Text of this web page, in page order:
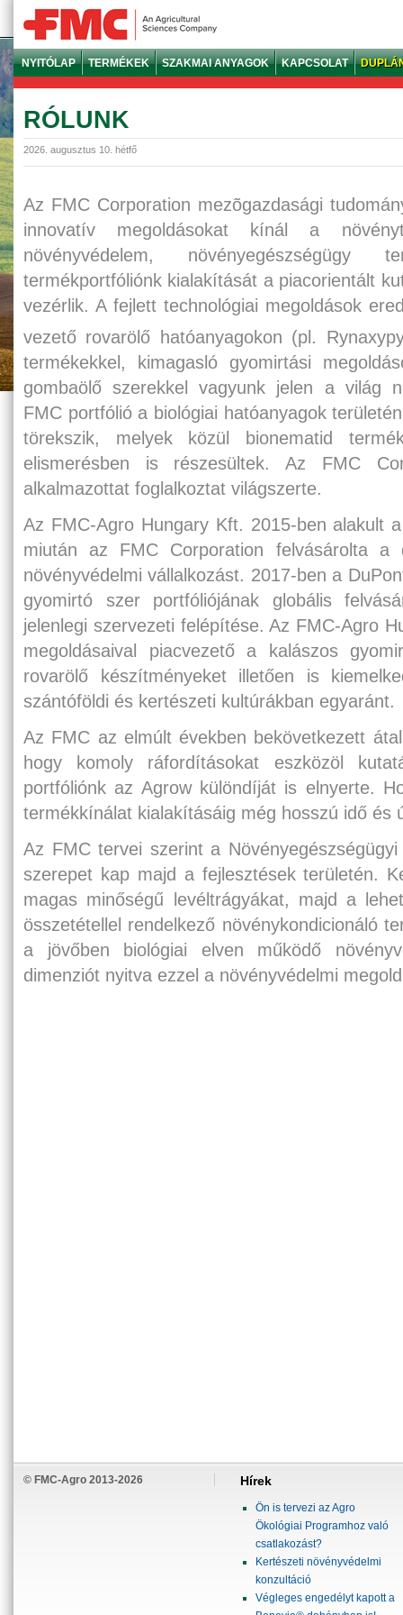
NYITÓLAP TERMÉKEK SZAKMAI ANYAGOK KAPCSOLAT
RÓLUNK
2026. augusztus 10. hétfő
Az FMC Corporation mezõgazdasági
innovatív megoldásokat kínál a
növényvédelem,
termékportfóliónk kialakítását a piacorientált
vezérlik. A fejlett technológiai megoldások
vezető rovarölő hatóanyagokon (pl.
termékekkel, kimagasló gyomirtási
gombaölő szerekkel vagyunk jelen a világ
FMC portfólió a biológiai hatóanyagok
törekszik, melyek közül bionematid
elismerésben is részesültek. Az FMC
alkalmazottat foglalkoztat világszerte.
Az FMC-Agro Hungary Kft. 2015-ben alakult
miután az FMC Corporation felvásárolta a
növényvédelmi vállalkozást. 2017-ben a
gyomirtó szer portfóliójának globális
jelenlegi szervezeti felépítése. Az FMC-Agro
megoldásaival piacvezető a kalászos
rovarölő készítményeket illetően is
szántóföldi és kertészeti kultúrákban egyaránt.
Az FMC az elmúlt években bekövetkezett
hogy komoly ráfordításokat eszközöl
portfóliónk az Agrow különdíját is elnyerte.
termékkínálat kialakításáig még hosszú idő és
Az FMC tervei szerint a
szerepet kap majd a fejlesztések területén.
magas minőségű levéltrágyákat, majd a
összetétellel rendelkező növénykondicionáló
a jövőben biológiai elven működő
dimenziót nyitva ezzel a növényvédelmi
© FMC-Agro 2013-2026 Hírek
Ön is tervezi az Agro
Ökológiai Programhoz való
csatlakozást?
Kertészeti növényvédelmi
konzultáció
Végleges engedélyt kapott a